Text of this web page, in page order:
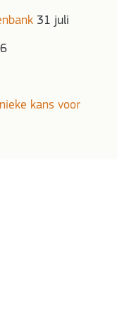
31 juli
kans voor